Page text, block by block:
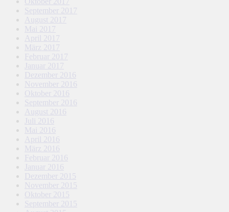
September 2017
August 2017
Mai 2017
April 2017
März 2017
Februar 2017
Januar 2017
Dezember 2016
November 2016
Oktober 2016
September 2016
August 2016
Juli 2016
Mai 2016
April 2016
März 2016
Februar 2016
Januar 2016
Dezember 2015
November 2015
Oktober 2015
September 2015